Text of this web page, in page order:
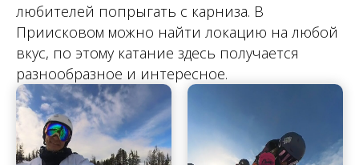
любителей попрыгать с карниза. В
Приисковом можно найти локацию на любой
вкус, по этому катание здесь получается
разнообразное и интересное.